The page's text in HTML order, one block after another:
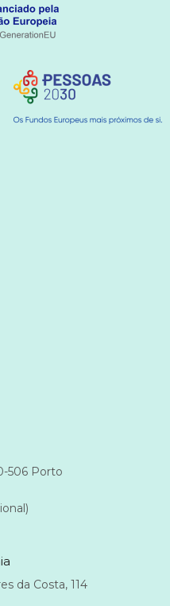
506 Porto
da Costa, 114